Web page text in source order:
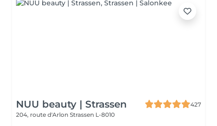
NUU beauty | Strassen
427
204, route d'Arlon Strassen L-8010